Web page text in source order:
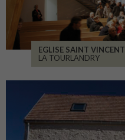
EGLISE SAINT VINCENT
LA TOURLANDRY